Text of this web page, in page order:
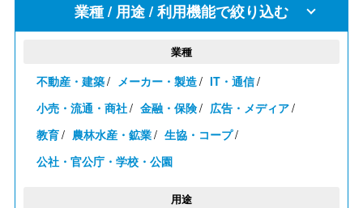
業種 / 用途 / 利用機能で絞り込む
業種
不動産・建築 メーカー・製造
IT・通信
小売・流通・商社
金融・保険
広告・メディア
教育
農林水産・鉱業
生協・コープ
公社・官公庁・学校・公園
用途